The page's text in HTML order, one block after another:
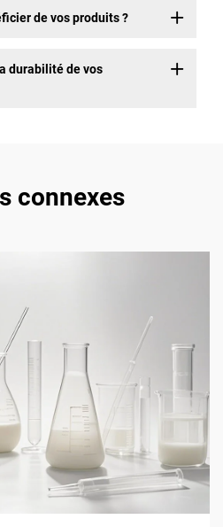
de vos produits ?
durabilité de vos
connexes